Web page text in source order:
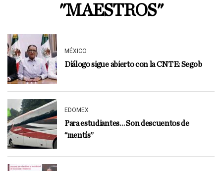
"MAESTROS"
MÉXICO
Diálogo sigue abierto con la CNTE: Segob
EDOMEX
Para estudiantes… Son descuentos de
“mentís”